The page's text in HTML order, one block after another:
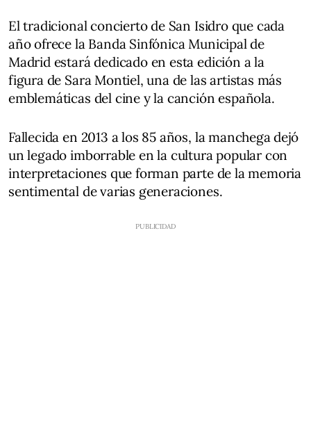
El tradicional concierto de San Isidro que cada
año ofrece la Banda Sinfónica Municipal de
Madrid estará dedicado en esta edición a la
figura de Sara Montiel, una de las artistas más
emblemáticas del cine y la canción española.
Fallecida en 2013 a los 85 años, la manchega dejó
un legado imborrable en la cultura popular con
interpretaciones que forman parte de la memoria
sentimental de varias generaciones.